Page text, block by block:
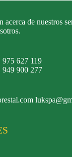
acerca de nuestros
627 119
949 900 277